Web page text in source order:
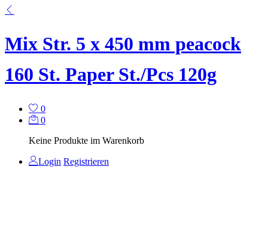
Mix Str. 5 x 450 mm peacock
160 St. Paper St./Pcs 120g
0
0
Keine Produkte im Warenkorb
Login Registrieren